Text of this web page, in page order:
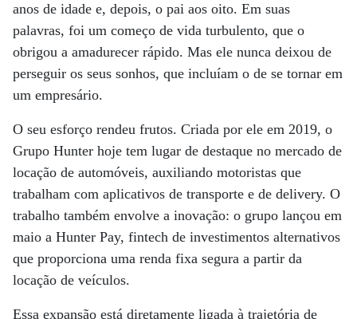
anos de idade e, depois, o pai aos oito. Em suas
palavras, foi um começo de vida turbulento, que o
obrigou a amadurecer rápido. Mas ele nunca deixou de
perseguir os seus sonhos, que incluíam o de se tornar em
um empresário.
O seu esforço rendeu frutos. Criada por ele em 2019, o
Grupo Hunter hoje tem lugar de destaque no mercado de
locação de automóveis, auxiliando motoristas que
trabalham com aplicativos de transporte e de delivery. O
trabalho também envolve a inovação: o grupo lançou em
maio a Hunter Pay, fintech de investimentos alternativos
que proporciona uma renda fixa segura a partir da
locação de veículos.
Essa expansão está diretamente ligada à trajetória de